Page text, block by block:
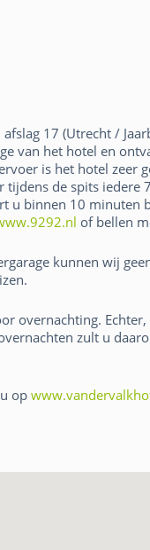
17 (Utrecht /
van het hotel en
is het hotel zeer
de spits iedere
u binnen 10 minuten
of bellen
kunnen wij
overnachting.
zult u
op
Donald